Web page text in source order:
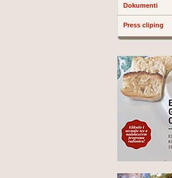
Dokumenti
Press cliping